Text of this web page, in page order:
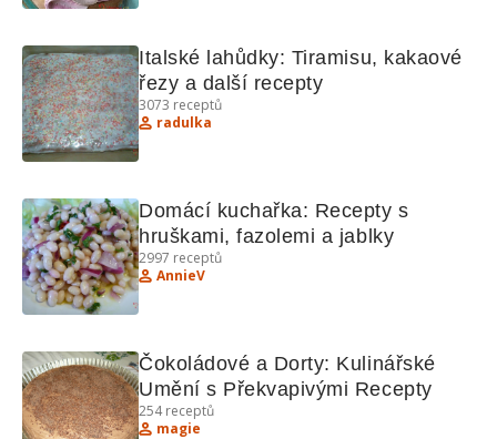
Italské lahůdky: Tiramisu, kakaové
řezy a další recepty
3073 receptů
radulka
Domácí kuchařka: Recepty s
hruškami, fazolemi a jablky
2997 receptů
AnnieV
Čokoládové a Dorty: Kulinářské
Umění s Překvapivými Recepty
254receptů
magie